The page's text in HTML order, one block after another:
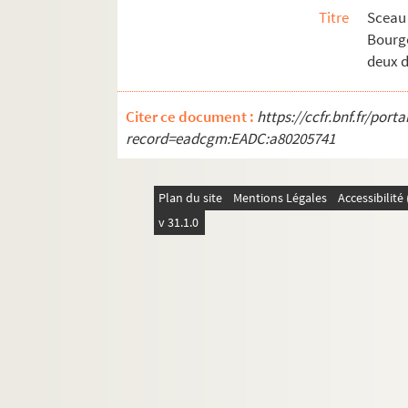
Ms Chiflet 21. Statistique et
Ms Chiflet 22. Rapports de l'Espagne
Ms Chiflet 23. Documents biographiques
Ms Chiflet 24. Correspondance de Jean-
Ms Chiflet 25. Fonctions remplies par
Ms Chiflet 26. Négociations de Jean-
Ms Chiflet 27. Correspondance de Jules
Ms Chiflet 28. État de la Franche-
Ms Chiflet 29. Formularium curiae
Titre
deux
Citer ce document : https://ccfr.bnf.fr/
record=eadcgm:EADC:a80205741
Plan du site Mentions Légales
v 31.1.0